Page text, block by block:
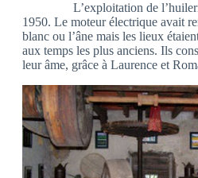
L’exploitation de l’huilerie
1950. Le moteur électrique avait
blanc ou l’âne mais les lieux
aux temps les plus anciens. Ils
leur âme, grâce à Laurence et